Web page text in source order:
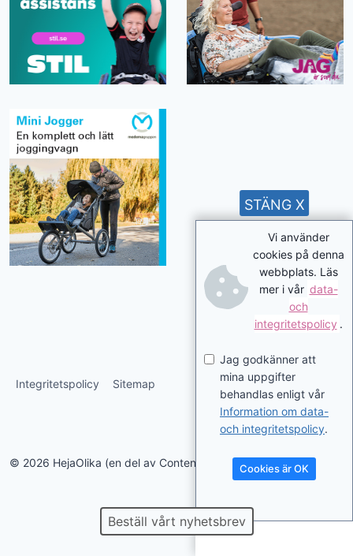
Integritetspolicy Sitemap
© 2026 HejaOlika (en del av Contentverkstan.se)
Beställ vårt nyhetsbrev
Vi använder
cookies på denna
webbplats. Läs
mer i vår data-
och
integritetspolicy .
Jag godkänner att
mina uppgifter
behandlas enligt vår
Information om data-
och integritetspolicy.
Cookies är OK
STÄNG X